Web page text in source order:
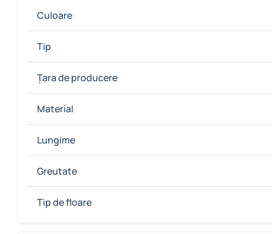
Culoare
Tip
Țara de producere
Material
Lungime
Greutate
Tip de floare